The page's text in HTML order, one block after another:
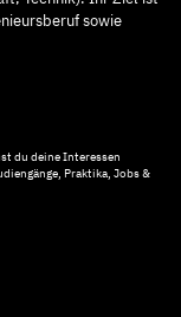
sowie
du deine Interessen
Praktika, Jobs &